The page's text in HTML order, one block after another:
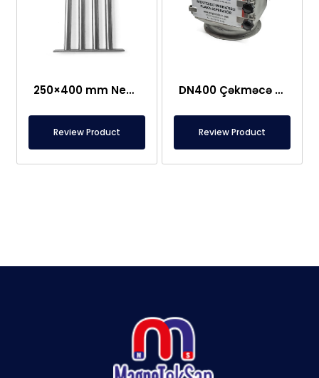
250×400 mm Neodim Tor Şəbəkə Maqniti
Review Product
DN400 Çəkməcə Tipi, Qorunan Plitə Maqnit
Review Product